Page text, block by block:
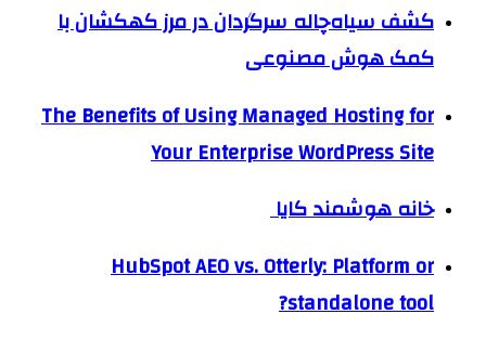
کشف سیاه‌چاله سرگردان در مرز کهکشان با
کمک هوش مصنوعی
The Benefits of Using Managed Hosting for
Your Enterprise WordPress Site
خانه هوشمند کایا
HubSpot AEO vs. Otterly: Platform or
standalone tool?